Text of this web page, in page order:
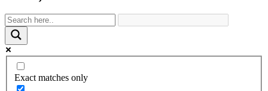
Exact matches only